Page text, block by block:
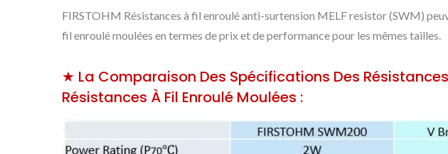
FIRSTOHM Résistances à fil enroulé anti-surtension MELF resistor (SWM)
fil enroulé moulées en termes de prix et de performance pour les mêmes tailles.
★ La Comparaison Des Spécifications Des Résistances
Résistances À Fil Enroulé Moulées :